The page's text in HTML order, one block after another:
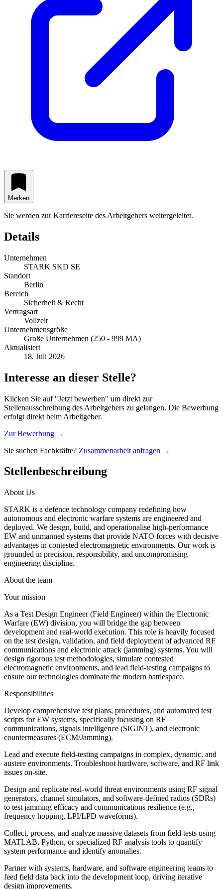
Merken
Sie werden zur Karriereseite des Arbeitgebers weitergeleitet.
Details
Unternehmen
STARK SKD SE
Standort
Berlin
Bereich
Sicherheit & Recht
Vertragsart
Vollzeit
Unternehmensgröße
Große Unternehmen (250 - 999 MA)
Aktualisiert
18. Juli 2026
Interesse an dieser Stelle?
Klicken Sie auf "Jetzt bewerben" um direkt zur
Stellenausschreibung des Arbeitgebers zu gelangen. Die Bewerbung
erfolgt direkt beim Arbeitgeber.
Zur Bewerbung →
Sie suchen Fachkräfte? Zusammenarbeit anfragen →
Stellenbeschreibung
About Us
STARK is a defence technology company redefining how
autonomous and electronic warfare systems are engineered and
deployed. We design, build, and operationalise high-performance
EW and unmanned systems that provide NATO forces with decisive
advantages in contested electromagnetic environments. Our work is
grounded in precision, responsibility, and uncompromising
engineering discipline.
About the team
Your mission
As a Test Design Engineer (Field Engineer) within the Electronic
Warfare (EW) division, you will bridge the gap between
development and real-world execution. This role is heavily focused
on the test design, validation, and field deployment of advanced RF
communications and electronic attack (jamming) systems. You will
design rigorous test methodologies, simulate contested
electromagnetic environments, and lead field-testing campaigns to
ensure our technologies dominate the modern battlespace.
Responsibilities
Develop comprehensive test plans, procedures, and automated test
scripts for EW systems, specifically focusing on RF
communications, signals intelligence (SIGINT), and electronic
countermeasures (ECM/Jamming).
Lead and execute field-testing campaigns in complex, dynamic, and
austere environments. Troubleshoot hardware, software, and RF link
issues on-site.
Design and replicate real-world threat environments using RF signal
generators, channel simulators, and software-defined radios (SDRs)
to test jamming efficacy and communications resilience (e.g.,
frequency hopping, LPI/LPD waveforms).
Collect, process, and analyze massive datasets from field tests using
MATLAB, Python, or specialized RF analysis tools to quantify
system performance and identify anomalies.
Partner with systems, hardware, and software engineering teams to
feed field data back into the development loop, driving iterative
design improvements.